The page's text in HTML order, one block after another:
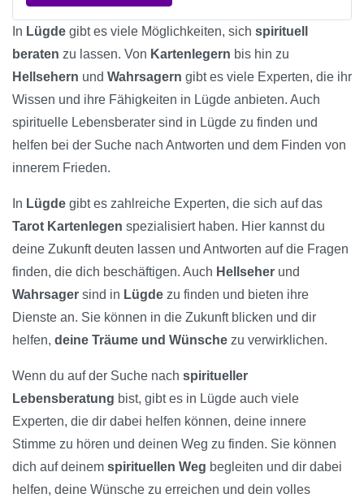
In Lügde gibt es viele Möglichkeiten, sich spirituell
beraten zu lassen. Von Kartenlegern bis hin zu
Hellsehern und Wahrsagern gibt es viele Experten, die ihr
Wissen und ihre Fähigkeiten in Lügde anbieten. Auch
spirituelle Lebensberater sind in Lügde zu finden und
helfen bei der Suche nach Antworten und dem Finden von
innerem Frieden.
In Lügde gibt es zahlreiche Experten, die sich auf das
Tarot Kartenlegen spezialisiert haben. Hier kannst du
deine Zukunft deuten lassen und Antworten auf die Fragen
finden, die dich beschäftigen. Auch Hellseher und
Wahrsager sind in Lügde zu finden und bieten ihre
Dienste an. Sie können in die Zukunft blicken und dir
helfen, deine Träume und Wünsche zu verwirklichen.
Wenn du auf der Suche nach spiritueller
Lebensberatung bist, gibt es in Lügde auch viele
Experten, die dir dabei helfen können, deine innere
Stimme zu hören und deinen Weg zu finden. Sie können
dich auf deinem spirituellen Weg begleiten und dir dabei
helfen, deine Wünsche zu erreichen und dein volles